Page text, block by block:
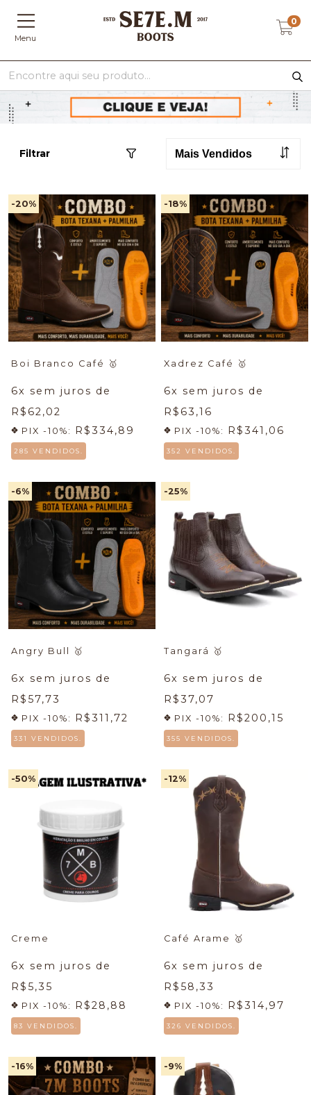
Menu
0
Filtrar
-20%
Boi Branco Café 🥇
6x sem juros de
R$62,02
PIX -10%: R$334,89
285 VENDIDOS.
-18%
Xadrez Café 🥇
6x sem juros de
R$63,16
PIX -10%: R$341,06
352 VENDIDOS.
-6%
Angry Bull 🥇
6x sem juros de
R$57,73
PIX -10%: R$311,72
331 VENDIDOS.
-25%
Tangará 🥇
6x sem juros de
R$37,07
PIX -10%: R$200,15
355 VENDIDOS.
-50%
Creme
6x sem juros de
R$5,35
PIX -10%: R$28,88
83 VENDIDOS.
-12%
Café Arame 🥇
6x sem juros de
R$58,33
PIX -10%: R$314,97
326 VENDIDOS.
-16% -9%